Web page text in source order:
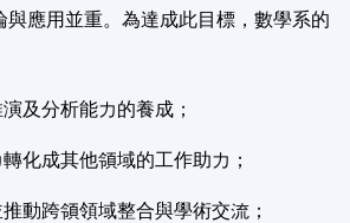
與應用並重。為達成此目標，數學系的
及分析能力的養成；
轉化成其他領域的工作助力；
推動跨領領域整合與學術交流；